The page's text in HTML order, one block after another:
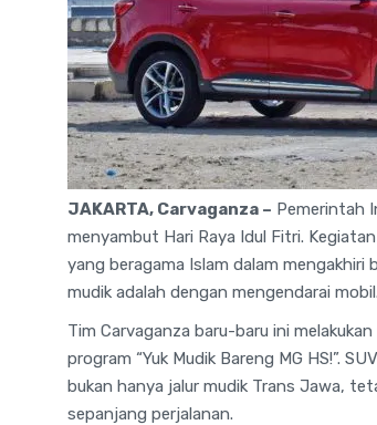
JAKARTA, Carvaganza – Pemerintah
menyambut Hari Raya Idul Fitri.
yang beragama Islam dalam mengakhiri
mudik adalah dengan mengendarai mobil.
Tim Carvaganza baru-baru ini
program “Yuk Mudik Bareng MG HS!”.
bukan hanya jalur mudik Trans Jawa,
sepanjang perjalanan.